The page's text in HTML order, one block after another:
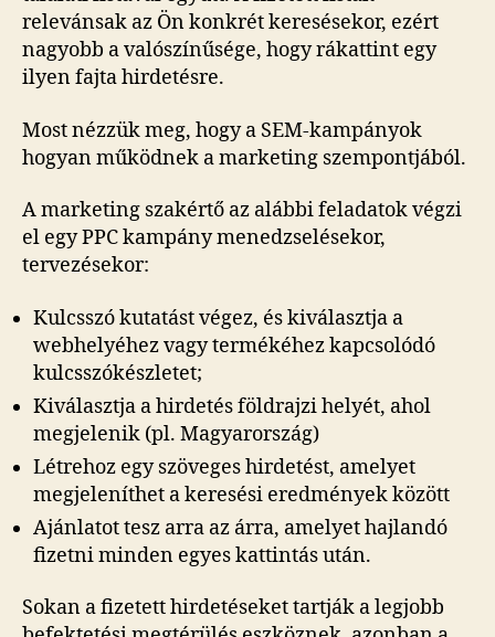
relevánsak az Ön konkrét keresésekor, ezért
nagyobb a valószínűsége, hogy rákattint egy
ilyen fajta hirdetésre.
Most nézzük meg, hogy a SEM-kampányok
hogyan működnek a marketing szempontjából.
A marketing szakértő az alábbi feladatok végzi
el egy PPC kampány menedzselésekor,
tervezésekor:
Kulcsszó kutatást végez, és kiválasztja a
webhelyéhez vagy termékéhez kapcsolódó
kulcsszókészletet;
Kiválasztja a hirdetés földrajzi helyét, ahol
megjelenik (pl. Magyarország)
Létrehoz egy szöveges hirdetést, amelyet
megjeleníthet a keresési eredmények között
Ajánlatot tesz arra az árra, amelyet hajlandó
fizetni minden egyes kattintás után.
Sokan a fizetett hirdetéseket tartják a legjobb